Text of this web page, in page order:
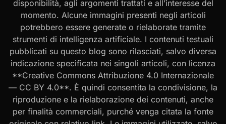
disponibilità, agli argomenti trattati e all’interesse del
momento. Alcune immagini presenti negli articoli
potrebbero essere generate o rielaborate tramite
strumenti di intelligenza artificiale. I contenuti testuali
pubblicati su questo blog sono rilasciati, salvo diversa
indicazione specificata nei singoli articoli, con licenza
**Creative Commons Attribuzione 4.0 Internazionale
— CC BY 4.0**. È quindi consentita la condivisione, la
riproduzione e la rielaborazione dei contenuti, anche
per finalità commerciali, purché venga citata la fonte